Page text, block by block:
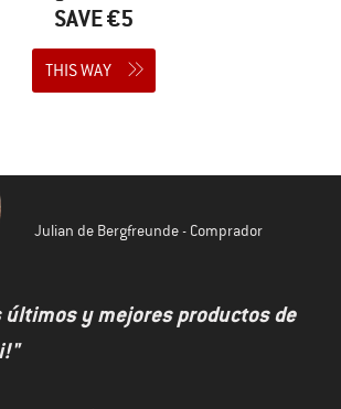
SAVE €5
THIS WAY
Julian de Bergfreunde - Comprador
últimos y mejores productos de